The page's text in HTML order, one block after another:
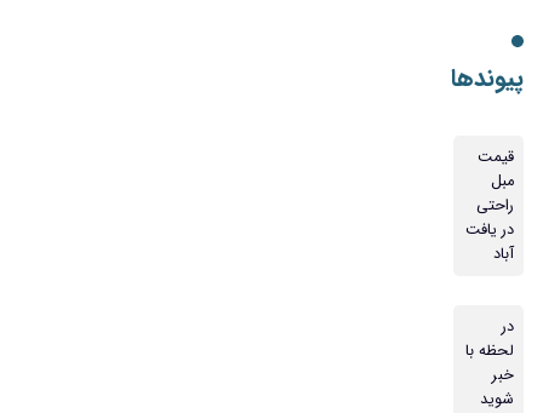
پیوندها
قیمت
مبل
راحتی
در یافت
آباد
در
لحظه با
خبر
شوید